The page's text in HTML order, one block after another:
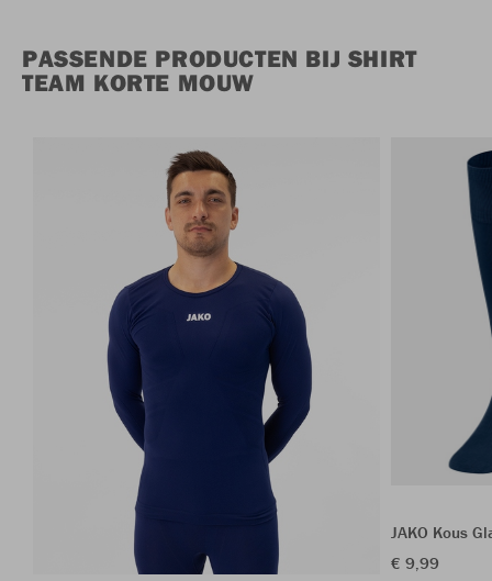
PASSENDE PRODUCTEN BIJ SHIRT
TEAM KORTE MOUW
JAKO Kous
€ 9,99